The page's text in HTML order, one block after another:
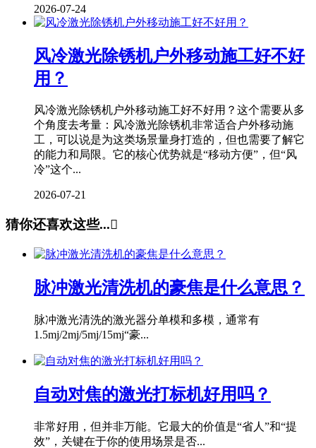
2026-07-24
风冷激光除锈机户外移动施工好不好
用？
风冷激光除锈机户外移动施工好不好用？这个需要从多
个角度去考量：风冷激光除锈机非常适合户外移动施
工，可以说是为这类场景量身打造的，但也需要了解它
的能力和局限。它的核心优势就是“移动方便”，但“风
冷”这个...
2026-07-21
猜你还喜欢这些...
脉冲激光清洗机的豪焦是什么意思？
脉冲激光清洗的激光器分单模和多模，通常有
1.5mj/2mj/5mj/15mj“豪...
自动对焦的激光打标机好用吗？
非常好用，但并非万能。它最大的价值是“省人”和“提
效”，关键在于你的使用场景是否...